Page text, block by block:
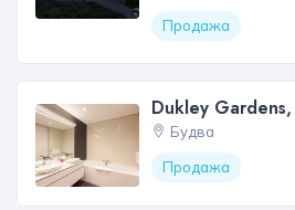
Продажа
Dukley
Будва
Продажа